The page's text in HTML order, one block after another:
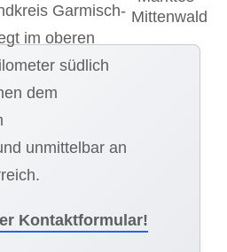
Garmisch-
im oberen
südlich
dem
unmittelbar an
Kontaktformular!